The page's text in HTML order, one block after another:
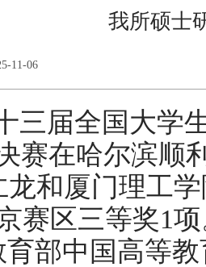
我所硕士
11-06
三届全国大学
赛在哈尔滨顺
和厦门理工
赛区三等奖1
部中国高等